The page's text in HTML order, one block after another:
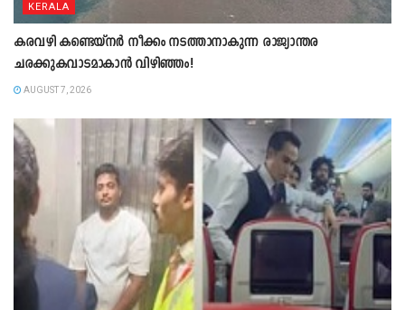
KERALA
കരവഴി കണ്ടെയ്നർ നീക്കം നടത്താനാകുന്ന രാജ്യാന്തര
ചരക്കുകവാടമാകാൻ വിഴിഞ്ഞം!
AUGUST 7, 2026